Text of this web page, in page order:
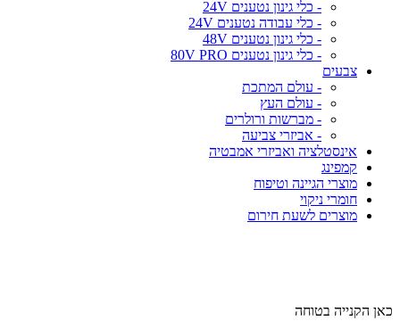
- כלי גינון נטענים 24V
- כלי עבודה נטענים 24V
- כלי גינון נטענים 48V
- כלי גינון נטענים 80V PRO
צבעים
- עולם המתכת
- עולם העץ
- מברשות ורולרים
- אביזרי צביעה
אינסטלציה ואביזרי אמבטיה
קמפינג
מוצרי הגיינה וטיפוח
חומרי ניקוי
מוצרים לשעת חירום
כאן הקנייה בטוחה